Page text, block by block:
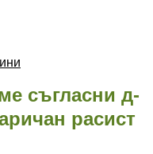
съгласни д-
расист